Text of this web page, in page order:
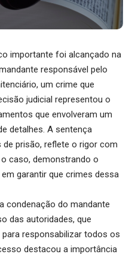
importante foi alcançado na
responsável pelo
um crime que
judicial representou o
que envolveram um
detalhes. A sentença
prisão, reflete o rigor com
caso, demonstrando o
garantir que crimes dessa
condenação do mandante
das autoridades, que
responsabilizar todos os
destacou a importância